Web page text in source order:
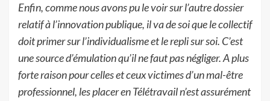
Enfin, comme nous avons pu le voir sur l’autre dossier
relatif à l’innovation publique, il va de soi que le collectif
doit primer sur l’individualisme et le repli sur soi. C’est
une source d’émulation qu’il ne faut pas négliger. A plus
forte raison pour celles et ceux victimes d’un mal-être
professionnel, les placer en Télétravail n’est assurément